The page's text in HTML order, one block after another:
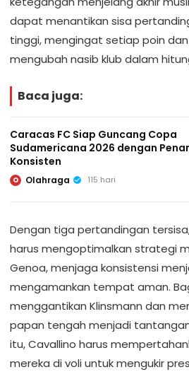
dapat menantikan sisa
tinggi, mengingat setiap poin
mengubah nasib klub dalam
Baca juga:
Caracas FC Siap Guncang Copa
Sudamericana 2026 dengan
Konsisten
O Olahraga 115 hari
Dengan tiga pertandingan
harus mengoptimalkan strategi
Genoa, menjaga konsistensi
mengamankan tempat aman.
menggantikan Klinsmann dan
papan tengah menjadi
itu, Cavallino harus
mereka di voli untuk mengukir